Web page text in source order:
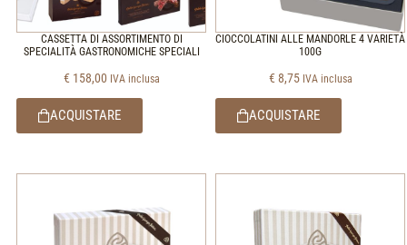
CASSETTA DI ASSORTIMENTO DI
SPECIALITÀ GASTRONOMICHE SPECIALI
€ 158,00 IVA inclusa
ACQUISTARE
CIOCCOLATINI ALLE MANDORLE 4 VARIETÀ
100G
€ 8,75 IVA inclusa
ACQUISTARE